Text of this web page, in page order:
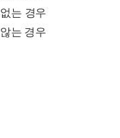
는 경우
는 경우